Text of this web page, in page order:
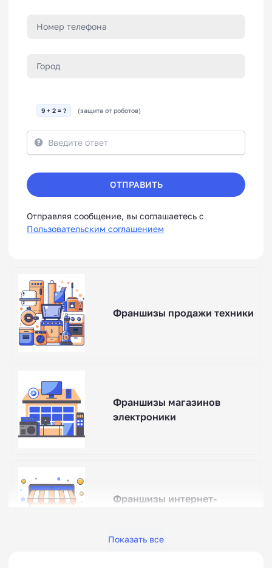
9 + 2 = ? (защита от роботов)
ОТПРАВИТЬ
Отправляя сообщение, вы соглашаетесь с
Пользовательским соглашением
Франшизы продажи техники
Франшизы магазинов
электроники
Франшизы интернет-
Показать все